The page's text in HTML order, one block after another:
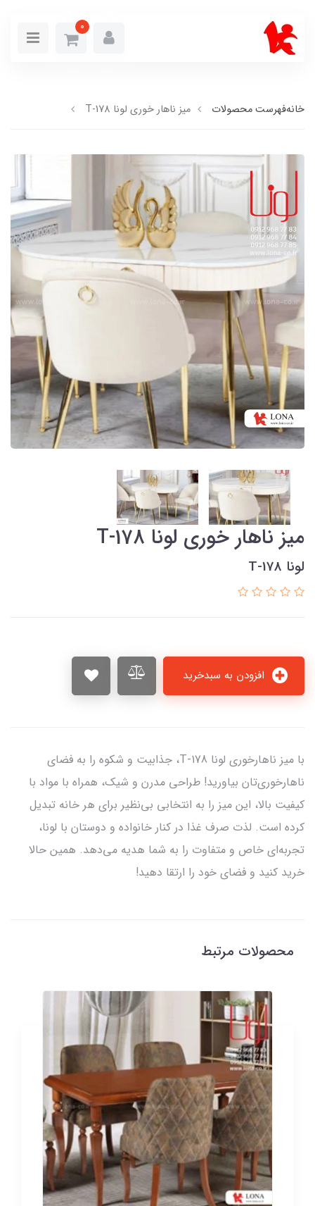
0
خانهفهرست محصولات میز ناهار خوری لونا T-178
میز ناهار خوری لونا T-178
لونا T-178
با میز ناهارخوری لونا T-178، جذابیت و شکوه را به فضای
ناهارخوری‌تان بیاورید! طراحی مدرن و شیک، همراه با مواد با
کیفیت بالا، این میز را به انتخابی بی‌نظیر برای هر خانه تبدیل
کرده است. لذت صرف غذا در کنار خانواده و دوستان با لونا،
تجربه‌ای خاص و متفاوت را به شما هدیه می‌دهد. همین حالا
خرید کنید و فضای خود را ارتقا دهید!
محصولات مرتبط